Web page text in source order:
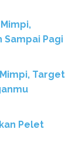
Sampai Pagi
Target
Pelet